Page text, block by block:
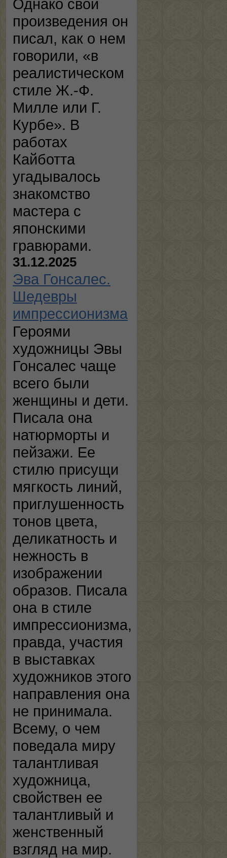
Однако свои
произведения он
писал, как о нем
говорили, «в
реалистическом
стиле Ж.-Ф.
Милле или Г.
Курбе». В
работах
Кайботта
угадывалось
знакомство
мастера с
японскими
гравюрами.
31.12.2025
Эва Гонсалес.
Шедевры
импрессионизма
Героями
художницы Эвы
Гонсалес чаще
всего были
женщины и дети.
Писала она
натюрморты и
пейзажи. Ее
стилю присущи
мягкость линий,
приглушенность
тонов цвета,
деликатность и
нежность в
изображении
образов. Писала
она в стиле
импрессионизма,
правда, участия
в выставках
художников этого
направления она
не принимала.
Всему, о чем
поведала миру
талантливая
художница,
свойствен ее
талантливый и
женственный
взгляд на мир.